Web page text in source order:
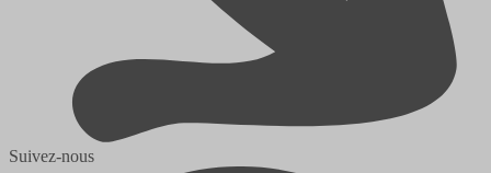
Suivez-nous